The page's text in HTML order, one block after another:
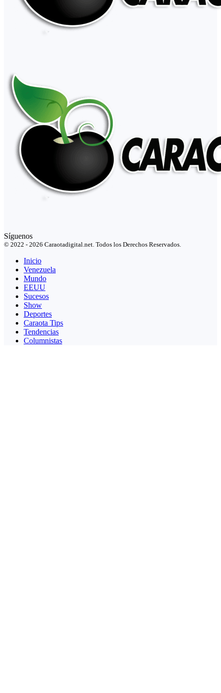
Síguenos
© 2022 - 2026 Caraotadigital.net. Todos los Derechos Reservados.
Inicio
Venezuela
Mundo
EEUU
Sucesos
Show
Deportes
Caraota Tips
Tendencias
Columnistas